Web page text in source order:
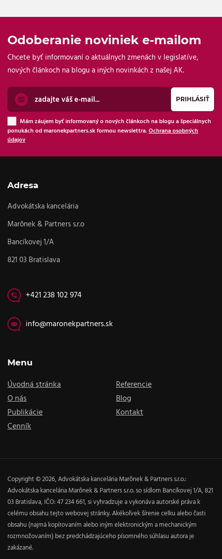
Odoberanie noviniek e-mailom
Chcete byť informovaní o aktuálnych zmenách v legislatíve,
nových článkoch na blogu a iných novinkách z našej AK.
Mám záujem byť informovaný o nových článkoch na blogu a špeciálnych
ponukách od maronekpartners.sk formou newslettra. Ochrana osobných
údajov
Adresa
Advokátska kancelária
Marônek & Partners s.r.o
Bancíkovej 1/A
821 03 Bratislava
+421 238 102 974
info@maronekpartners.sk
Menu
Úvodná stránka
O nás
Publikácie
Cenník
Referencie
Blog
Kontakt
Copyright © 2026, Advokátska kancelária Marônek & Partners s.r.o.:
Advokátska kancelária Marônek & Partners s.r.o. so sídlom Bancíkovej 1/A, 821
03 Bratislava, IČO: 47 234 661, si vyhradzuje a vykonáva autorské práva k
celému obsahu tejto webovej stránky. Akékoľvek šírenie celku alebo časti
obsahu (najmä kopírovaním alebo iným elektronickým a mechanickým
rozmnožovaním) bez predchádzajúceho písomného súhlasu autora je
zakázané.